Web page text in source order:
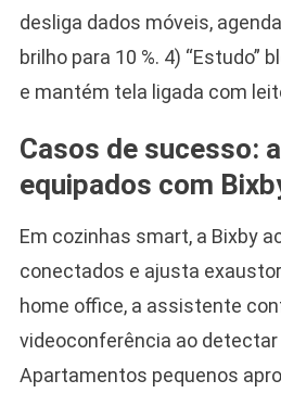
desliga dados móveis,
brilho para 10 %. 4) “Estudo”
e mantém tela ligada com
Casos de sucesso:
equipados com
Em cozinhas smart, a Bixby
conectados e ajusta
home office, a assistente
videoconferência ao
Apartamentos pequenos